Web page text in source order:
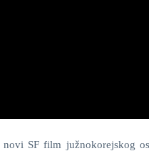
SF film južnokorejskog